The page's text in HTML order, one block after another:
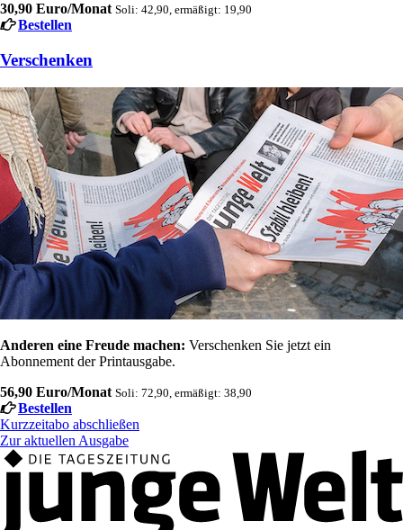
30,90 Euro/Monat Soli: 42,90, ermäßigt: 19,90
Bestellen
Verschenken
Anderen eine Freude machen: Verschenken Sie jetzt ein
Abonnement der Printausgabe.
56,90 Euro/Monat Soli: 72,90, ermäßigt: 38,90
Bestellen
Kurzzeitabo abschließen
Zur aktuellen Ausgabe